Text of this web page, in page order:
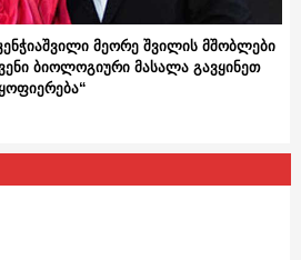
მეორე შვილის მშობლები
ბიოლოგიური მასალა გავყინეთ